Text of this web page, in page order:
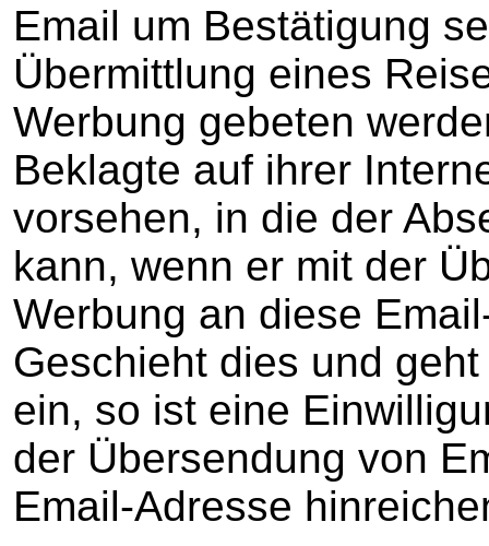
Email um Bestätigung
Übermittlung eines
Werbung gebeten
Beklagte auf ihrer
vorsehen, in die der
kann, wenn er mit der
Werbung an diese
Geschieht dies und
ein, so ist eine
der Übersendung von
Email-Adresse